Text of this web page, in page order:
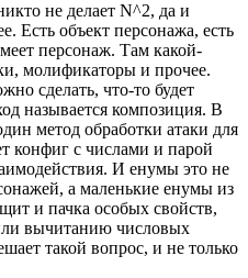
не делает N^2, да и
Есть объект персонажа, есть
персонаж. Там какой-
молификаторы и прочее.
сделать, что-то будет
называется композиция. В
метод обработки атаки для
конфиг с числами и парой
И енумы это не
а маленькие енумы из
и пачка особых свойств,
вычитанию числовых
такой вопрос, и не только